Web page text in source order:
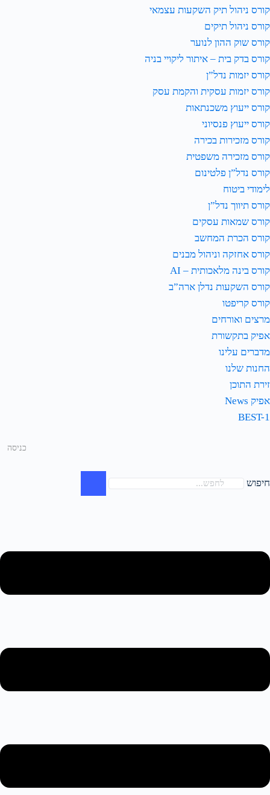
קורס ניהול תיק השקעות עצמאי
קורס ניהול תיקים
קורס שוק ההון לנוער
קורס בדק בית – איתור ליקויי בניה
קורס יזמות נדל”ן
קורס יזמות עסקית והקמת עסק
קורס ייעוץ משכנתאות
קורס ייעוץ פנסיוני
קורס מזכירות בכירה
קורס מזכירה משפטית
קורס נדל”ן פלטינום
לימודי ביטוח
קורס תיווך נדל”ן
קורס שמאות עסקים
קורס הכרת המחשב
קורס אחזקה וניהול מבנים
קורס בינה מלאכותית – AI
קורס השקעות נדלן ארה”ב
קורס קריפטו
מרצים ואורחים
אפיק בתקשורת
מדברים עלינו
החנות שלנו
זירת התוכן
אפיק News
BEST-1
כניסה
חיפוש